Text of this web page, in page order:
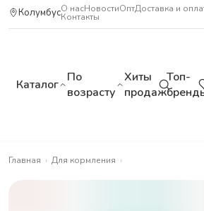
КолумбусО насНовостиОптДоставка и
Контакты
Каталог По
возрасту
Хиты
продаж
Топ-
Главная › Для кормления ›